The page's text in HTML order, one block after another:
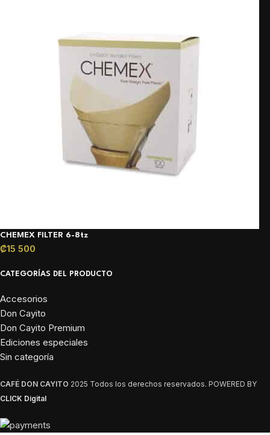
CHEMEX FILTER 6-8tz
₡15 500
CATEGORÍAS DEL PRODUCTO
Accesorios
Don Cayito
Don Cayito Premium
Ediciones especiales
Sin categoría
CAFÉ DON CAYITO 2025 Todos los derechos reservados. POWERED BY
CLICK Digital